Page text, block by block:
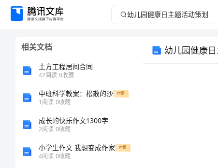
幼
相关文档
土方工程居间合同
42阅读 0收藏
中班科学教案：松散的沙 付费
1阅读 0收藏
成长的快乐作文1300字
2阅读 0收藏
小学生作文 我想变成作家 付费
4阅读 0收藏
幼儿园健康